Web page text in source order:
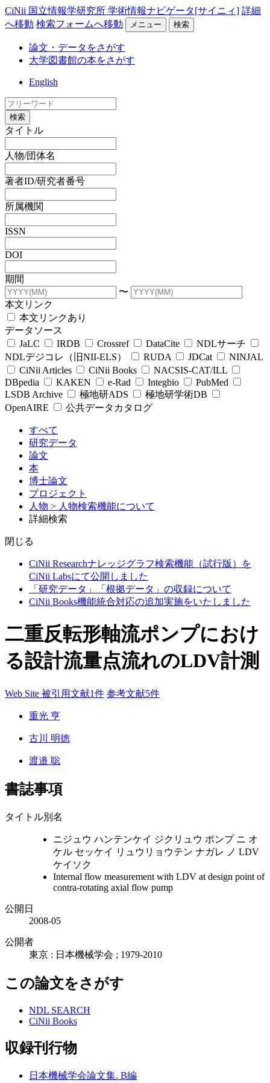
CiNii 国立情報学研究所 学術情報ナビゲータ[サイニィ] 詳細
へ移動 検索フォームへ移動 メニュー 検索
論文・データをさがす
大学図書館の本をさがす
English
検索
タイトル
人物/団体名
著者ID/研究者番号
所属機関
ISSN
DOI
期間
〜
本文リンク
本文リンクあり
データソース
JaLC
IRDB Crossref DataCite
NDLサーチ
NDLデジコレ（旧NII-ELS）
RUDA JDCat
NINJAL
CiNii Articles
CiNii Books
NACSIS-CAT/ILL
DBpedia
KAKEN e-Rad Integbio
PubMed
LSDB Archive
極地研ADS
極地研学術DB
OpenAIRE
公共データカタログ
すべて
研究データ
論文
本
博士論文
プロジェクト
人物 > 人物検索機能について
詳細検索
閉じる
CiNii Researchナレッジグラフ検索機能（試行版）を
CiNii Labsにて公開しました
「研究データ」「根拠データ」の収録について
CiNii Books機能統合対応の追加実施をいたしました
二重反転形軸流ポンプにおけ
る設計流量点流れのLDV計測
Web Site 被引用文献1件 参考文献5件
重光 亨
古川 明徳
渡邉 聡
書誌事項
タイトル別名
ニジュウ ハンテンケイ ジクリュウ ポンプ ニ オ
ケル セッケイ リュウリョウテン ナガレ ノ LDV
ケイソク
Internal flow measurement with LDV at design point of
contra-rotating axial flow pump
公開日
2008-05
公開者
東京 : 日本機械学会 ; 1979-2010
この論文をさがす
NDL SEARCH
CiNii Books
収録刊行物
日本機械学会論文集. B編